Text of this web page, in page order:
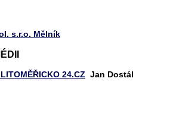
s.r.o. Mělník
24.CZ Jan Dostál